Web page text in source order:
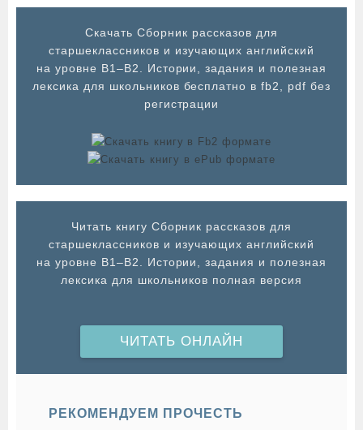
Cкачать Сборник рассказов для
старшеклассников и изучающих английский
на уровне B1–B2. Истории, задания и полезная
лексика для школьников бесплатно в fb2, pdf без
регистрации
Читать книгу Сборник рассказов для
старшеклассников и изучающих английский
на уровне B1–B2. Истории, задания и полезная
лексика для школьников полная версия
ЧИТАТЬ ОНЛАЙН
РЕКОМЕНДУЕМ ПРОЧЕСТЬ